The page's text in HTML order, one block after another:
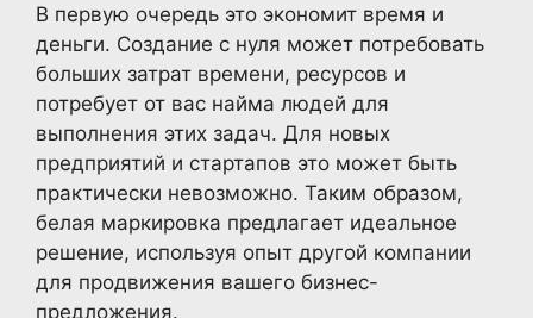
В первую очередь это экономит время и
деньги. Создание с нуля может потребовать
больших затрат времени, ресурсов и
потребует от вас найма людей для
выполнения этих задач. Для новых
предприятий и стартапов это может быть
практически невозможно. Таким образом,
белая маркировка предлагает идеальное
решение, используя опыт другой компании
для продвижения вашего бизнес-
предложения.